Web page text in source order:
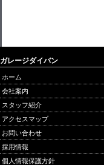
ガレージダイバン
ホーム
会社案内
スタッフ紹介
アクセスマップ
お問い合わせ
採用情報
個人情報保護方針